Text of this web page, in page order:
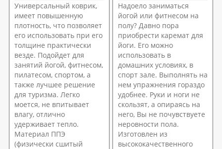
Универсальный коврик,
имеет повышенную
плотность, что позволяет
его использовать при его
толщине практически
везде. Подойдет для
занятий йогой, фитнесом,
пилатесом, спортом, а
также лучшее решение
для туризма. Легко
моется, не впитывает
влагу, отлично
удерживает тепло.
Материал ППЭ
(физически сшитый
Надоело заниматься
йогой или фитнесом на
полу? Давно пора
приобрести каремат для
йоги. Его можно
использовать в
домашних условиях, в
спорт зале. Выполнять на
нем упражнения гораздо
удобнее. Руки и ноги не
скользят, а опираясь на
него, Вы не почувствуете
неровности пола.
Изготовлен из
высококачественного